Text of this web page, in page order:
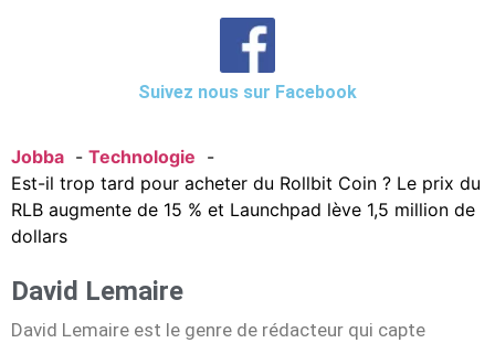
Suivez nous sur Facebook
Jobba
Technologie
Est-il trop tard pour acheter du Rollbit Coin ? Le prix du
RLB augmente de 15 % et Launchpad lève 1,5 million de
dollars
David Lemaire
David Lemaire est le genre de rédacteur qui capte